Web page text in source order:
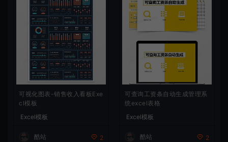
可视化图表-销售收入看板Exe
cl模板
Excel模板
酷站 2
可查询工资条自动生成管理系
统excel表格
Excel模板
酷站 2